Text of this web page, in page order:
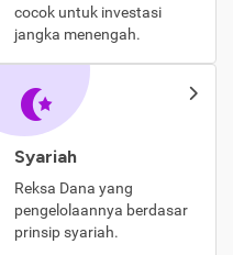
cocok untuk investasi
jangka menengah.
Syariah
Reksa Dana yang
pengelolaannya berdasar
prinsip syariah.